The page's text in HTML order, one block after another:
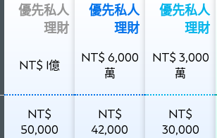
優先私人
理財
NT$ 1億
NT$
50,000
優先私人
理財
NT$ 6,000
萬
NT$
42,000
優先私人
理財
NT$ 3,000
萬
NT$
30,000